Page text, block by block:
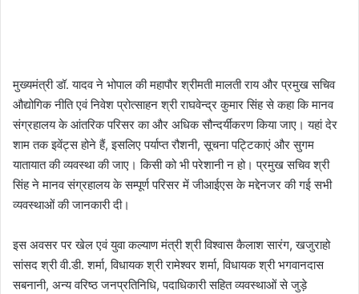
मुख्यमंत्री डॉ. यादव ने भोपाल की महापौर श्रीमती मालती राय और प्रमुख सचिव
औद्योगिक नीति एवं निवेश प्रोत्साहन श्री राघवेन्द्र कुमार सिंह से कहा कि मानव
संग्रहालय के आंतरिक परिसर का और अधिक सौन्दर्यीकरण किया जाए। यहां देर
शाम तक इवेंट्स होने हैं, इसलिए पर्याप्त रौशनी, सूचना पट्टिकाएं और सुगम
यातायात की व्यवस्था की जाए। किसी को भी परेशानी न हो। प्रमुख सचिव श्री
सिंह ने मानव संग्रहालय के सम्पूर्ण परिसर में जीआईएस के मद्देनजर की गई सभी
व्यवस्थाओं की जानकारी दी।
इस अवसर पर खेल एवं युवा कल्याण मंत्री श्री विश्वास कैलाश सारंग, खजुराहो
सांसद श्री वी.डी. शर्मा, विधायक श्री रामेश्वर शर्मा, विधायक श्री भगवानदास
सबनानी, अन्य वरिष्ठ जनप्रतिनिधि, पदाधिकारी सहित व्यवस्थाओं से जुड़े